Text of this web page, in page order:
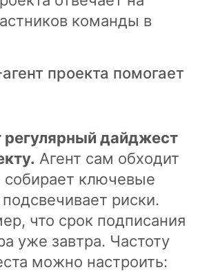
проекта помогает
регулярный дайджест
Агент сам обходит
собирает ключевые
риски.
что срок подписания
уже завтра. Частоту
можно настроить: